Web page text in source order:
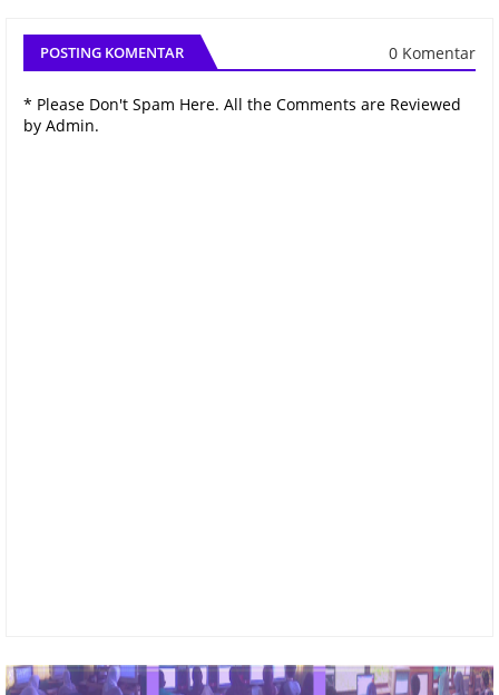
POSTING KOMENTAR 0 Komentar
* Please Don't Spam Here. All the Comments are Reviewed
by Admin.